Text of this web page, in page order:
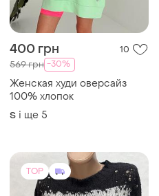
400 грн 10
569 грн -30%
Женская худи оверсайз
100% хлопок
S і ще 5
TOP